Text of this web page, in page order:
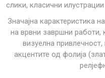
слики, класични
Значајна карактеристика
на врвни завршни
визуелна привлечност,
акцентите од фолија